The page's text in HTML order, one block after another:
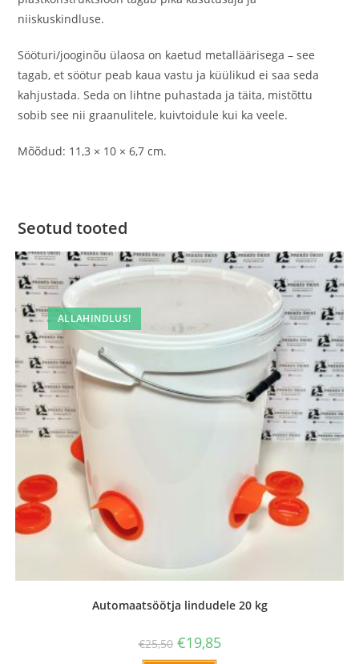
niiskuskindluse.
Sööturi/jooginõu ülaosa on kaetud metalläärisega – see
tagab, et söötur peab kaua vastu ja küülikud ei saa seda
kahjustada. Seda on lihtne puhastada ja täita, mistõttu
sobib see nii graanulitele, kuivtoidule kui ka veele.
Mõõdud: 11,3 × 10 × 6,7 cm.
Seotud tooted
ALLAHINDLUS!
Automaatsöötja lindudele 20 kg
€25,50 €19,85